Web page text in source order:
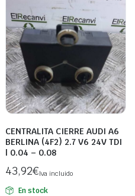
CENTRALITA CIERRE AUDI A6
BERLINA (4F2) 2.7 V6 24V TDI
| 0.04 – 0.08
43,92€Iva incluido
En stock